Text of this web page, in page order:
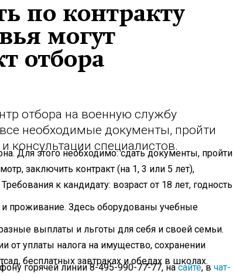
по контракту
могут
отбора
отбора на военную службу
необходимые документы, пройти
консультации специалистов.
Для этого необходимо: сдать документы, пройти
заключить контракт (на 1, 3 или 5 лет),
к кандидату: возраст от 18 лет, годность
и проживание. Здесь оборудованы учебные
выплаты и льготы для себя и своей семьи.
от уплаты налога на имущество, сохранении
бесплатных завтраках и обедах в школах.
горячей линии 8-495-990-77-77, насайте, в чат-